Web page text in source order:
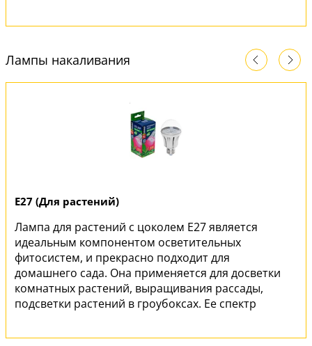
синего излучения, универсален при
взрослых, что делает эту лампу максимально
эффективной.
Лампы накаливания
E27 (Для растений)
Лампа для растений с цоколем E27 является
идеальным компонентом осветительных
фитосистем, и прекрасно подходит для
домашнего сада. Она применяется для досветки
комнатных растений, выращивания рассады,
подсветки растений в гроубоксах. Ее спектр
синего излучения, универсален при